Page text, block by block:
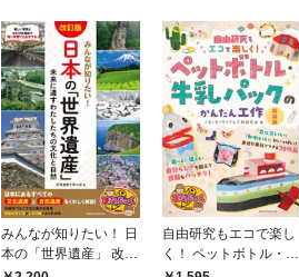
みんなが知りたい！ 日
本の「世界遺産」 改訂
版 未来に遺すわたした
自由研究もエコで楽し
く！ ペットボトル・牛
乳パックのかんたん工